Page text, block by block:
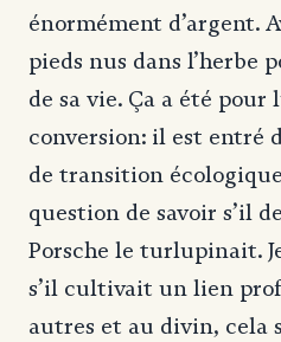
énormément d’argent.
pieds nus dans l’herbe
de sa vie. Ça a été pour
conversion: il est entré
de transition
question de savoir s’il
Porsche le turlupinait.
s’il cultivait un lien
autres et au divin, cela